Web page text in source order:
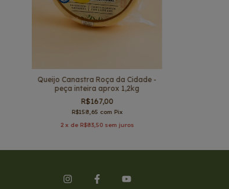
Queijo Canastra Roça da Cidade -
peça inteira aprox 1,2kg
R$167,00
R$158,65 com Pix
2 x de R$83,50 sem juros